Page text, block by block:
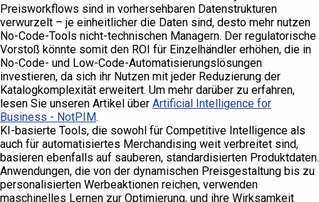
Preisworkflows sind in vorhersehbaren Datenstrukturen
verwurzelt – je einheitlicher die Daten sind, desto mehr nutzen
No-Code-Tools nicht-technischen Managern. Der regulatorische
Vorstoß könnte somit den ROI für Einzelhändler erhöhen, die in
No-Code- und Low-Code-Automatisierungslösungen
investieren, da sich ihr Nutzen mit jeder Reduzierung der
Katalogkomplexität erweitert. Um mehr darüber zu erfahren,
lesen Sie unseren Artikel über Artificial Intelligence for
Business - NotPIM.
KI-basierte Tools, die sowohl für Competitive Intelligence als
auch für automatisiertes Merchandising weit verbreitet sind,
basieren ebenfalls auf sauberen, standardisierten Produktdaten.
Anwendungen, die von der dynamischen Preisgestaltung bis zu
personalisierten Werbeaktionen reichen, verwenden
maschinelles Lernen zur Optimierung, und ihre Wirksamkeit